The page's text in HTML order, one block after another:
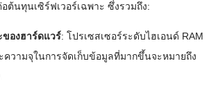
ต้นทุนเซิร์ฟเวอร์เฉพาะ ซึ่งรวมถึง:
ของฮาร์ดแวร์: โปรเซสเซอร์ระดับไฮเอนด์ RAM
วามจุในการจัดเก็บข้อมูลที่มากขึ้นจะหมายถึง